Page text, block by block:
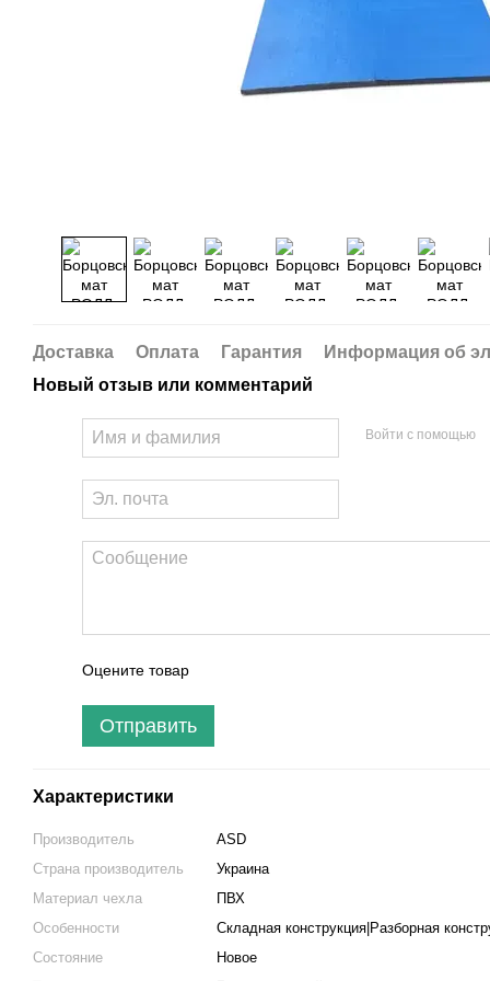
Доставка Оплата Гарантия
Информация об
Новый отзыв или комментарий
Войти с помощью
Оцените товар
Отправить
Характеристики
Производитель
ASD
Страна производитель
Украина
Материал чехла
ПВХ
Особенности
Складная конструкция|Разборная
Состояние
Новое